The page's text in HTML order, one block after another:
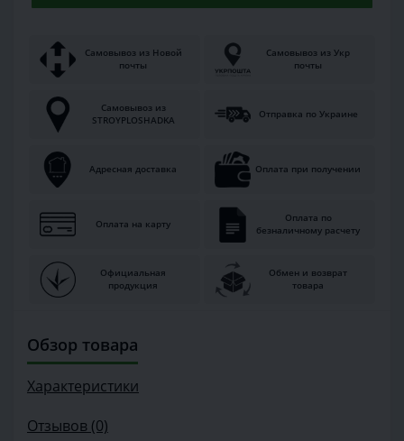
Самовывоз из Новой
почты
Самовывоз из Укр
почты
Самовывоз из
STROYPLOSHADKA
Отправка по Украине
Адресная доставка Оплата при получении
Оплата на карту
Оплата по
безналичному расчету
Официальная
продукция
Обмен и возврат
товара
Обзор товара
Характеристики
Отзывов (0)